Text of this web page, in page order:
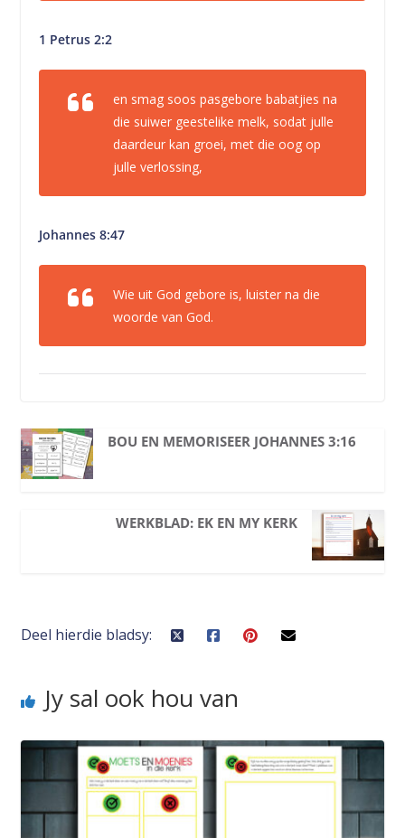
1 Petrus 2:2
en smag soos pasgebore babatjies na
die suiwer geestelike melk, sodat julle
daardeur kan groei, met die oog op
julle verlossing,
Johannes 8:47
Wie uit God gebore is, luister na die
woorde van God.
BOU EN MEMORISEER JOHANNES 3:16
WERKBLAD: EK EN MY KERK
Deel hierdie bladsy:
Jy sal ook hou van